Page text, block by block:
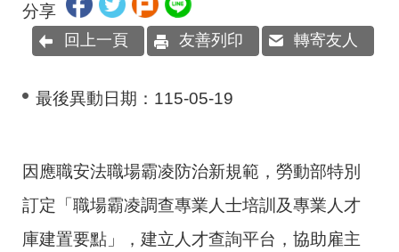
分享
回上一頁 友善列印 轉寄友人
最後異動日期： 115-05-19
因應職安法職場霸凌防治新規範，勞動部特別
訂定「職場霸凌調查專業人士培訓及專業人才
庫建置要點」，建立人才查詢平台，協助雇主